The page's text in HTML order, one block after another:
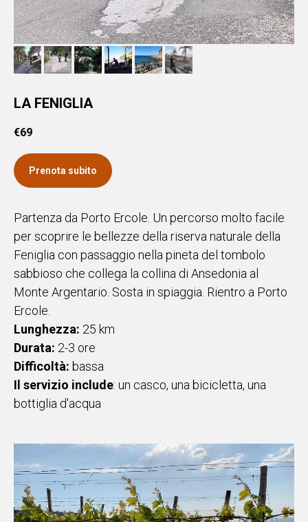
LA FENIGLIA
€69
Prenota subito
Partenza da Porto Ercole. Un percorso molto facile
per scoprire le bellezze della riserva naturale della
Feniglia con passaggio nella pineta del tombolo
sabbioso che collega la collina di Ansedonia al
Monte Argentario. Sosta in spiaggia. Rientro a Porto
Ercole.
Lunghezza: 25 km
Durata: 2-3 ore
Difficoltà: bassa
Il servizio include: un casco, una bicicletta, una
bottiglia d'acqua